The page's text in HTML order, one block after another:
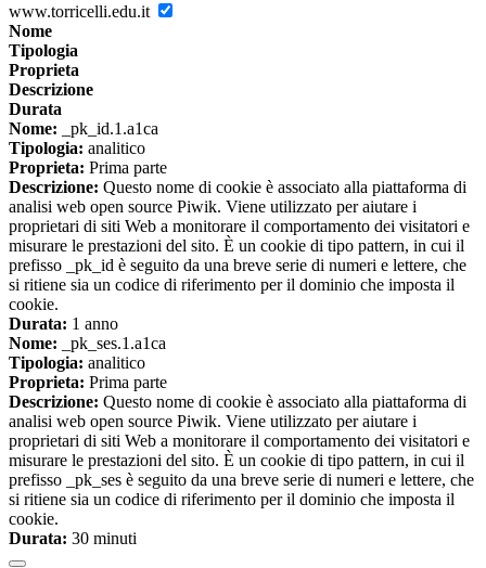
www.torricelli.edu.it
Nome
Tipologia
Proprieta
Descrizione
Durata
Nome: _pk_id.1.a1ca
Tipologia: analitico
Proprieta: Prima parte
Descrizione: Questo nome di cookie è associato alla piattaforma di
analisi web open source Piwik. Viene utilizzato per aiutare i
proprietari di siti Web a monitorare il comportamento dei visitatori e
misurare le prestazioni del sito. È un cookie di tipo pattern, in cui il
prefisso _pk_id è seguito da una breve serie di numeri e lettere, che
si ritiene sia un codice di riferimento per il dominio che imposta il
cookie.
Durata: 1 anno
Nome: _pk_ses.1.a1ca
Tipologia: analitico
Proprieta: Prima parte
Descrizione: Questo nome di cookie è associato alla piattaforma di
analisi web open source Piwik. Viene utilizzato per aiutare i
proprietari di siti Web a monitorare il comportamento dei visitatori e
misurare le prestazioni del sito. È un cookie di tipo pattern, in cui il
prefisso _pk_ses è seguito da una breve serie di numeri e lettere, che
si ritiene sia un codice di riferimento per il dominio che imposta il
cookie.
Durata: 30 minuti